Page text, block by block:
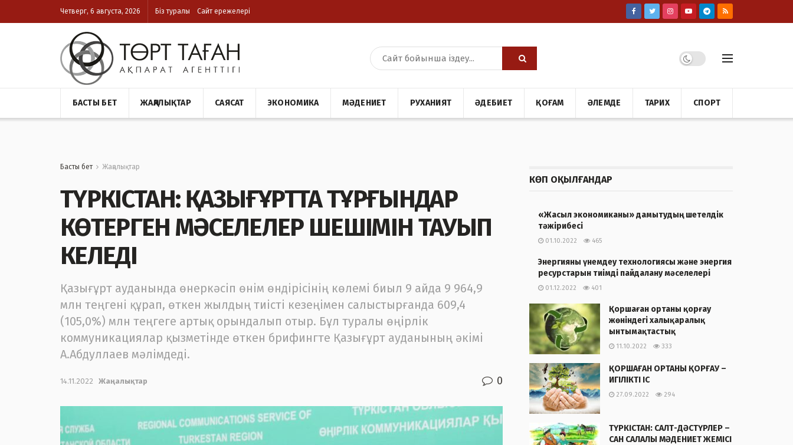
Четверг, 6 августа, 2026 Біз туралы Сайт ережелері
БАСТЫ БЕТ ЖАҢАЛЫҚТАР САЯСАТ ЭКОНОМИКА МӘДЕНИЕТ РУХАНИЯТ ӘДЕБИЕТ ҚОҒАМ ӘЛЕМДЕ ТАРИХ СПОРТ
Басты бет Жаңалықтар
ТҮРКІСТАН: ҚАЗЫҒҰРТТА ТҰРҒЫНДАР
КӨТЕРГЕН МӘСЕЛЕЛЕР ШЕШІМІН ТАУЫП
КЕЛЕДІ
Қазығұрт ауданында өнеркәсіп өнім өндірісінің көлемі биыл 9 айда 9 964,9
млн теңгені құрап, өткен жылдың тиісті кезеңімен салыстырғанда 609,4
(105,0%) млн теңгеге артық орындалып отыр. Бұл туралы өңірлік
коммуникациялар қызметінде өткен брифингте Қазығұрт ауданының әкімі
А.Абдуллаев мәлімдеді.
14.11.2022 Жаңалықтар 0
КӨП ОҚЫЛҒАНДАР
«Жасыл экономиканы» дамытудың шетелдік
тәжірибесі
01.10.2022 465
Энергияны үнемдеу технологиясы және энергия
ресурстарын тиімді пайдалану мәселелері
01.12.2022 401
Қоршаған ортаны қорғау
жөніндегі халықаралық
ынтымақтастық
11.10.2022 333
ҚОРШАҒАН ОРТАНЫ ҚОРҒАУ –
ИГІЛІКТІ ІС
27.09.2022 294
ТҮРКІСТАН: САЛТ-ДӘСТҮРЛЕР –
САН САЛАЛЫ МӘДЕНИЕТ ЖЕМІСІ